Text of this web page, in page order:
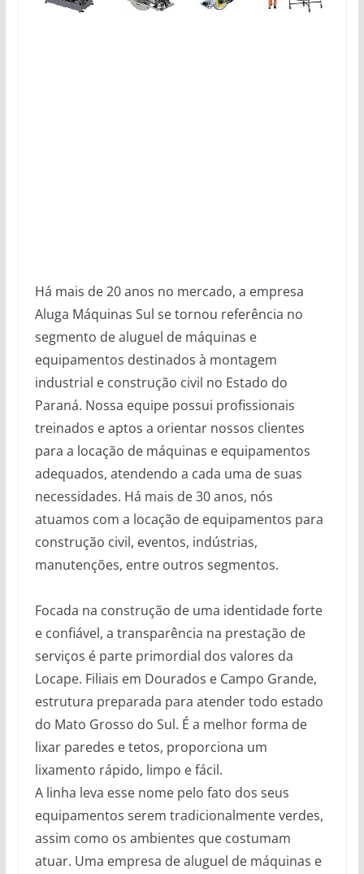
Há mais de 20 anos no mercado, a empresa
Aluga Máquinas Sul se tornou referência no
segmento de aluguel de máquinas e
equipamentos destinados à montagem
industrial e construção civil no Estado do
Paraná. Nossa equipe possui profissionais
treinados e aptos a orientar nossos clientes
para a locação de máquinas e equipamentos
adequados, atendendo a cada uma de suas
necessidades. Há mais de 30 anos, nós
atuamos com a locação de equipamentos para
construção civil, eventos, indústrias,
manutenções, entre outros segmentos.
Focada na construção de uma identidade forte
e confiável, a transparência na prestação de
serviços é parte primordial dos valores da
Locape. Filiais em Dourados e Campo Grande,
estrutura preparada para atender todo estado
do Mato Grosso do Sul. É a melhor forma de
lixar paredes e tetos, proporciona um
lixamento rápido, limpo e fácil.
A linha leva esse nome pelo fato dos seus
equipamentos serem tradicionalmente verdes,
assim como os ambientes que costumam
atuar. Uma empresa de aluguel de máquinas e